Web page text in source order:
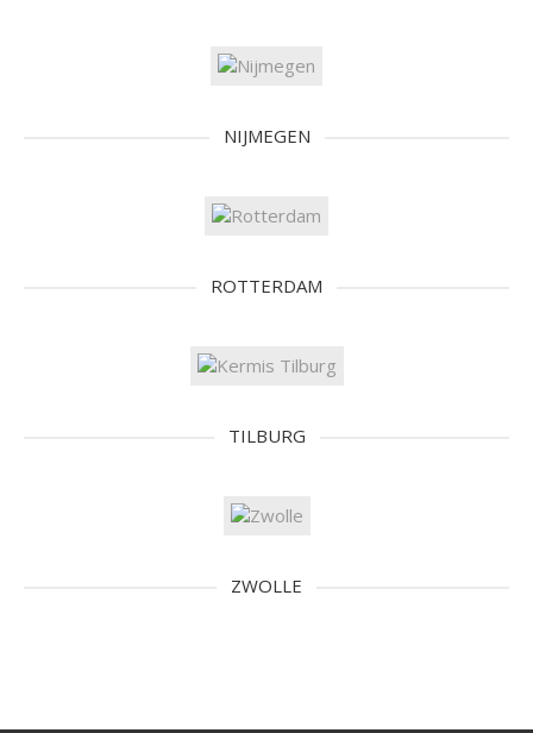
NIJMEGEN
ROTTERDAM
TILBURG
ZWOLLE